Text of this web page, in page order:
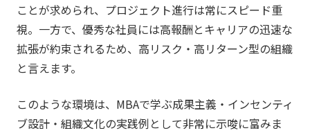
ことが求められ、プロジェクト進行は常にスピード重
視。一方で、優秀な社員には高報酬とキャリアの迅速な
拡張が約束されるため、高リスク・高リターン型の組織
と言えます。
このような環境は、MBAで学ぶ成果主義・インセンティ
ブ設計・組織文化の実践例として非常に示唆に富みま